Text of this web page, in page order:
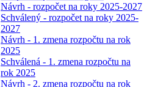
Návrh - rozpočet na roky 2025-2027
Schválený - rozpočet na roky 2025-
2027
Návrh - 1. zmena rozpočtu na rok
2025
Schválená - 1. zmena rozpočtu na
rok 2025
Návrh - 2. zmena rozpočtu na rok